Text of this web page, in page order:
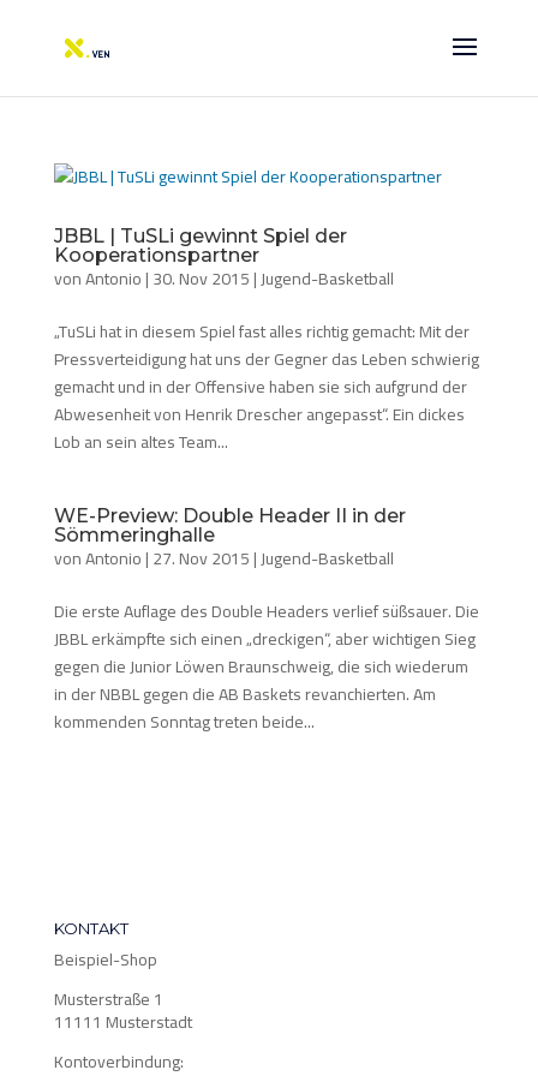
JBBL | TuSLi gewinnt Spiel der
Kooperationspartner
vonAntonio|30. Nov 2015|Jugend-Basketball
„TuSLi hat in diesem Spiel fast alles richtig gemacht: Mit der
Pressverteidigung hat uns der Gegner das Leben schwierig
gemacht und in der Offensive haben sie sich aufgrund der
Abwesenheit von Henrik Drescher angepasst“. Ein dickes
Lob an sein altes Team...
WE-Preview: Double Header II in der
Sömmeringhalle
vonAntonio|27. Nov 2015|Jugend-Basketball
Die erste Auflage des Double Headers verlief süßsauer. Die
JBBL erkämpfte sich einen „dreckigen“, aber wichtigen Sieg
gegen die Junior Löwen Braunschweig, die sich wiederum
in der NBBL gegen die AB Baskets revanchierten. Am
kommenden Sonntag treten beide...
KONTAKT
Beispiel-Shop
Musterstraße 1
11111 Musterstadt
Kontoverbindung: